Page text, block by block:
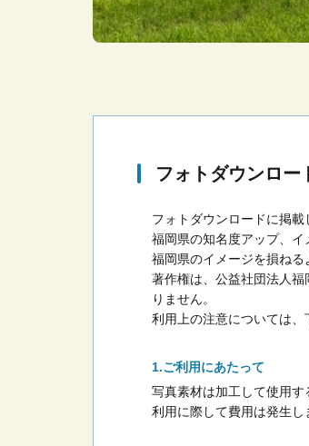
フォトダウンロ
フォトダウンロードに掲載
福岡県の知名度アップ、イ
福岡県のイメージを損ねる
著作権は、公益社団法人
りません。
利用上の注意については、
ご利用にあたって
写真素材は加工して使用す
利用に際して費用は発生し